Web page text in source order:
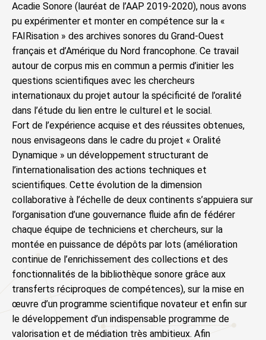
Acadie Sonore (lauréat de l’AAP 2019-2020), nous avons
pu expérimenter et monter en compétence sur la «
FAIRisation » des archives sonores du Grand-Ouest
français et d’Amérique du Nord francophone. Ce travail
autour de corpus mis en commun a permis d’initier les
questions scientifiques avec les chercheurs
internationaux du projet autour la spécificité de l’oralité
dans l’étude du lien entre le culturel et le social.
Fort de l’expérience acquise et des réussites obtenues,
nous envisageons dans le cadre du projet « Oralité
Dynamique » un développement structurant de
l’internationalisation des actions techniques et
scientifiques. Cette évolution de la dimension
collaborative à l’échelle de deux continents s’appuiera sur
l’organisation d’une gouvernance fluide afin de fédérer
chaque équipe de techniciens et chercheurs, sur la
montée en puissance de dépôts par lots (amélioration
continue de l’enrichissement des collections et des
fonctionnalités de la bibliothèque sonore grâce aux
transferts réciproques de compétences), sur la mise en
œuvre d’un programme scientifique novateur et enfin sur
le développement d’un indispensable programme de
valorisation et de médiation très ambitieux. Afin